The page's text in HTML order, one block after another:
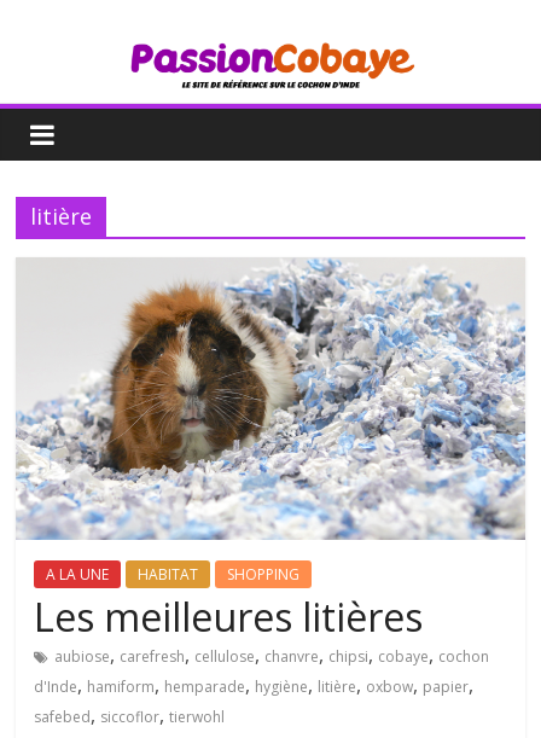
litière
A LA UNE HABITAT SHOPPING
Les meilleures litières
aubiose, carefresh, cellulose, chanvre, chipsi, cobaye, cochon
d'Inde, hamiform, hemparade, hygiène, litière, oxbow, papier,
safebed, siccoflor,tierwohl